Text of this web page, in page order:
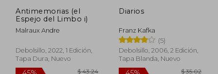
Antimemorias (el
Espejo del Limbo i)
Malraux Andre
Debolsillo, 2022, 1 Edición,
Tapa Dura, Nuevo
Diarios
Franz Kafka
(5)
Debolsillo, 2006, 2 Edición,
Tapa Blanda, Nuevo